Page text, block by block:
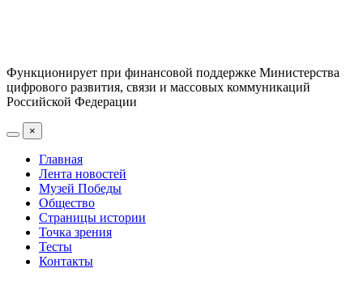
Функционирует при финансовой поддержке Министерства
цифрового развития, связи и массовых коммуникаций
Российской Федерации
×
Главная
Лента новостей
Музей Победы
Общество
Страницы истории
Точка зрения
Тесты
Контакты